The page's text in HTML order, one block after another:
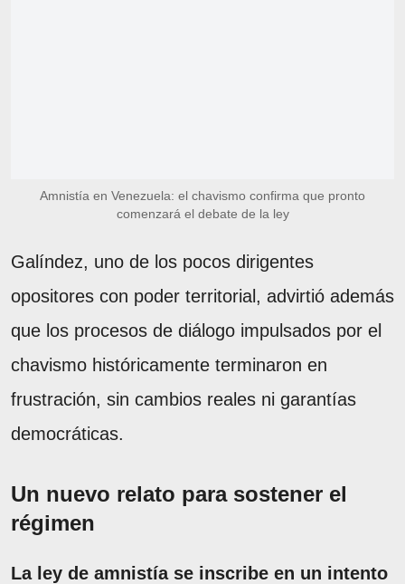
Amnistía en Venezuela: el chavismo confirma que pronto
comenzará el debate de la ley
Galíndez, uno de los pocos dirigentes
opositores con poder territorial, advirtió además
que los procesos de diálogo impulsados por el
chavismo históricamente terminaron en
frustración, sin cambios reales ni garantías
democráticas.
Un nuevo relato para sostener el
régimen
La ley de amnistía se inscribe en un intento